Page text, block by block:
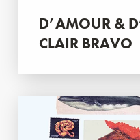
D’AMOUR &
CLAIR BRAVO